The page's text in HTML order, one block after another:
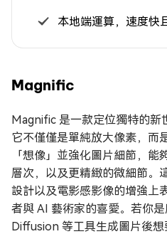
本地端運算，速度快
Magnific
Magnific 是一款定位獨特的新
它不僅僅是單純放大像素，而
「想像」並強化圖片細節，
層次，以及更精緻的微細節。
設計以及電影感影像的增強上
者與 AI 藝術家的喜愛。若你
Diffusion 等工具生成圖片後